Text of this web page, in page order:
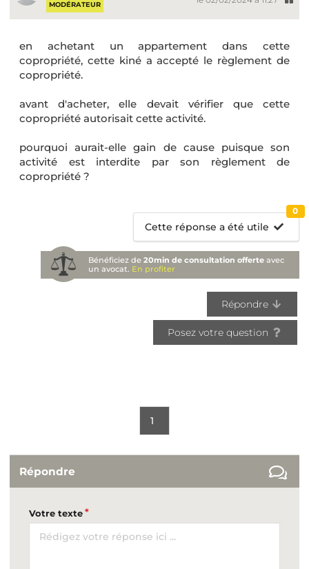
MODÉRATEUR
en achetant un appartement dans cette
copropriété, cette kiné a accepté le règlement de
copropriété.
avant d'acheter, elle devait vérifier que cette
copropriété autorisait cette activité.
pourquoi aurait-elle gain de cause puisque son
activité est interdite par son règlement de
copropriété ?
Cette réponse a été utile
0
Bénéficiez de20min de consultation offerte avec
un avocat. En profiter
Répondre
Posez votre question
1
Répondre
Votre texte